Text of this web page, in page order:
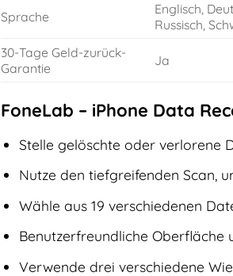
Sprache
Englisch,
Russisch,
30-Tage Geld-zurück-
Garantie
Ja
FoneLab – iPhone Data
Stelle gelöschte oder verlorene
Nutze den tiefgreifenden Scan,
Wähle aus 19 verschiedenen
Benutzerfreundliche Oberfläche
Verwende drei verschiedene